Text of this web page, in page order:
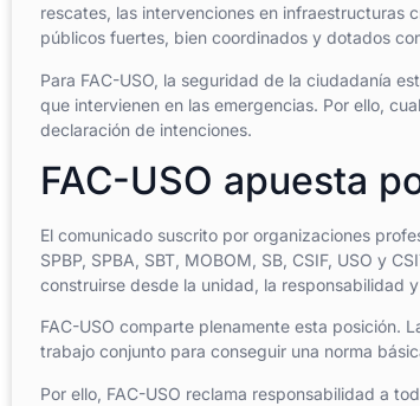
rescates, las intervenciones en infraestructuras
públicos fuertes, bien coordinados y dotados
Para FAC-USO, la seguridad de la ciudadanía
que intervienen en las emergencias. Por ello,
declaración de intenciones.
FAC-USO apuesta
El comunicado suscrito por organizaciones
SPBP, SPBA, SBT, MOBOM, SB, CSIF, USO y
construirse desde la unidad, la responsabilidad
FAC-USO comparte plenamente esta posición.
trabajo conjunto para conseguir una norma
Por ello, FAC-USO reclama responsabilidad a